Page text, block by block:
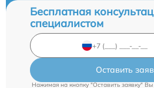
Бесплатная
специалистом
Оставить
Нажимая на кнопку "Оставить заявку" Вы